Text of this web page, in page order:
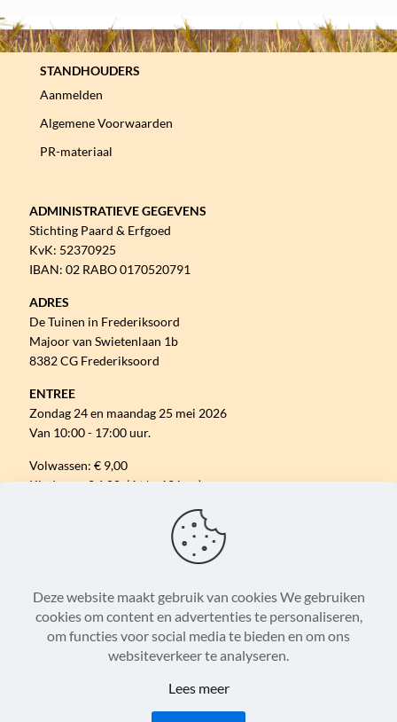
STANDHOUDERS
Aanmelden
Algemene Voorwaarden
PR-materiaal
ADMINISTRATIEVE GEGEVENS
Stichting Paard & Erfgoed
KvK: 52370925
IBAN: 02 RABO 0170520791
ADRES
De Tuinen in Frederiksoord
Majoor van Swietenlaan 1b
8382 CG Frederiksoord
ENTREE
Zondag 24 en maandag 25 mei 2026
Van 10:00 - 17:00 uur.
Volwassen: € 9,00
Kinderen: € 6,00 (4 t/m 12 jaar)
Algemene Voorwaarden
Disclaimer
Privacystatement
Cookieverklaring
© 2007 - 2026 Paard & Erfgoed
Deze website maakt gebruik van cookies We gebruiken
cookies om content en advertenties te personaliseren,
om functies voor social media te bieden en om ons
websiteverkeer te analyseren.
Lees meer